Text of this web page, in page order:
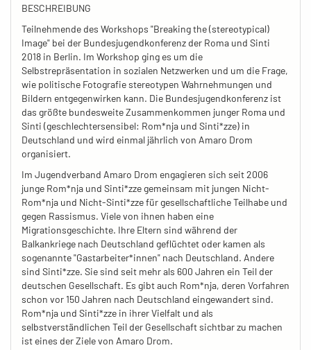
BESCHREIBUNG
Teilnehmende des Workshops "Breaking the (stereotypical)
Image" bei der Bundesjugendkonferenz der Roma und Sinti
2018 in Berlin. Im Workshop ging es um die
Selbstrepräsentation in sozialen Netzwerken und um die Frage,
wie politische Fotografie stereotypen Wahrnehmungen und
Bildern entgegenwirken kann. Die Bundesjugendkonferenz ist
das größte bundesweite Zusammenkommen junger Roma und
Sinti (geschlechtersensibel: Rom*nja und Sinti*zze) in
Deutschland und wird einmal jährlich von Amaro Drom
organisiert.
Im Jugendverband Amaro Drom engagieren sich seit 2006
junge Rom*nja und Sinti*zze gemeinsam mit jungen Nicht-
Rom*nja und Nicht-Sinti*zze für gesellschaftliche Teilhabe und
gegen Rassismus. Viele von ihnen haben eine
Migrationsgeschichte. Ihre Eltern sind während der
Balkankriege nach Deutschland geflüchtet oder kamen als
sogenannte "Gastarbeiter*innen" nach Deutschland. Andere
sind Sinti*zze. Sie sind seit mehr als 600 Jahren ein Teil der
deutschen Gesellschaft. Es gibt auch Rom*nja, deren Vorfahren
schon vor 150 Jahren nach Deutschland eingewandert sind.
Rom*nja und Sinti*zze in ihrer Vielfalt und als
selbstverständlichen Teil der Gesellschaft sichtbar zu machen
ist eines der Ziele von Amaro Drom.